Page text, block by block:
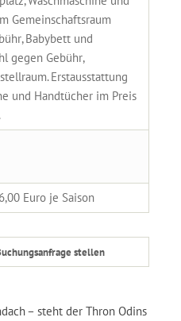
Gemeinschaftsraum
Babybett und
gegen Gebühr,
Erstausstattung
und Handtücher im Preis
Euro je Saison
stellen
– steht der Thron Odins